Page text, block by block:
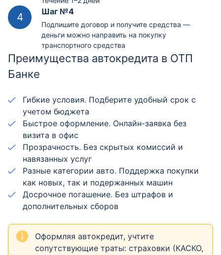
Шаг №4
Подпишите договор и получите средства —
деньги можно направить на покупку
транспортного средства
Преимущества автокредита в ОТП
Банке
Гибкие условия. Подберите удобный срок с
учетом бюджета
Быстрое оформление. Онлайн-заявка без
визита в офис
Прозрачность. Без скрытых комиссий и
навязанных услуг
Разные категории авто. Поддержка покупки
как новых, так и подержанных машин
Досрочное погашение. Без штрафов и
дополнительных сборов
Оформляя автокредит, учтите
сопутствующие траты: страховки (КАСКО,